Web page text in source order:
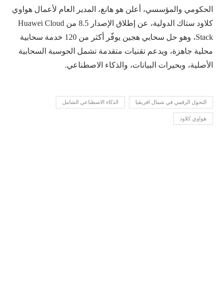
الحكومي والمؤسسي، أعلن هو هانغ، المدير العام لأعمال هواوي
كلاود ستاك الدولية، عن إطلاق الإصدار 8.5 من Huawei Cloud
Stack، وهو حل سحابي هجين يوفّر أكثر من 120 خدمة سحابية
محلية جاهزة، ويدعم تقنيات متقدمة تشمل الحوسبة السحابية
الأصلية، وبحيرات البيانات، والذكاء الاصطناعي.
التحول الرقمي في شمال افريقيا الذكاء الاصطناعي الشامل
هواوي كلاود